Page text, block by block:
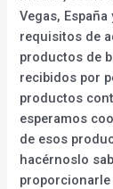
Vegas,
requisitos de
productos de
recibidos por
productos
esperamos
de esos
hacérnoslo